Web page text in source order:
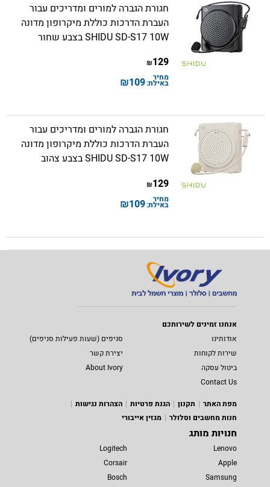
חגורת הגברה למורים ומדריכים עבור
העברת הדרכות כוללת מיקרופון מדונה
SHIDU SD-S17 10W בצבע שחור
129
₪
מחיר
באילת:109
₪
חגורת הגברה למורים ומדריכים עבור
העברת הדרכות כוללת מיקרופון מדונה
SHIDU SD-S17 10W בצבע צהוב
129
₪
מחיר
באילת:109
₪
אנחנו זמינים לשירותכם
אודותינו
סניפים (שעות פעילות סניפים)
שירות לקוחות
יצירת קשר
ביטול עסקה
About Ivory
Contact Us
מפת האתר
תקנון הגנת פרטיות
הצהרות נגישות
חנות מחשבים וסלולר
מגזין אייבורי
חנויות מותג
Lenovo
Apple
Samsung
Logitech
Corsair
Bosch